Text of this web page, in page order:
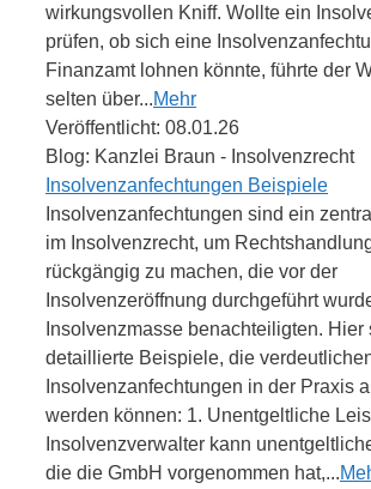
wirkungsvollen Kniff. Wollte ein
prüfen, ob sich eine
Finanzamt lohnen könnte, führte der
selten über...Mehr
Veröffentlicht: 08.01.26
Blog: Kanzlei Braun - Insolvenzrecht
Insolvenzanfechtungen Beispiele
Insolvenzanfechtungen sind ein
im Insolvenzrecht, um
rückgängig zu machen, die vor der
Insolvenzeröffnung durchgeführt
Insolvenzmasse benachteiligten.
detaillierte Beispiele, die
Insolvenzanfechtungen in der Praxis
werden können: 1. Unentgeltliche
Insolvenzverwalter kann
die die GmbH vorgenommen hat,...